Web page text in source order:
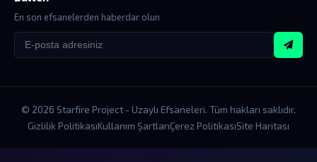
En son efsanelerden haberdar olun
© 2026 Starfire Project - Uzaylı Efsaneleri. Tüm hakları saklıdır.
Gizlilik PolitikasıKullanım ŞartlarıÇerez PolitikasıSite Haritası